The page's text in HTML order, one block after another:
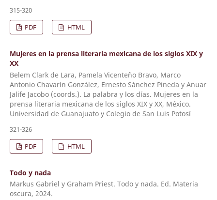
315-320
PDF
HTML
Mujeres en la prensa literaria mexicana de los siglos XIX y
XX
Belem Clark de Lara, Pamela Vicenteño Bravo, Marco
Antonio Chavarín González, Ernesto Sánchez Pineda y Anuar
Jalife Jacobo (coords.). La palabra y los días. Mujeres en la
prensa literaria mexicana de los siglos XIX y XX, México.
Universidad de Guanajuato y Colegio de San Luis Potosí
321-326
PDF
HTML
Todo y nada
Markus Gabriel y Graham Priest. Todo y nada. Ed. Materia
oscura, 2024.